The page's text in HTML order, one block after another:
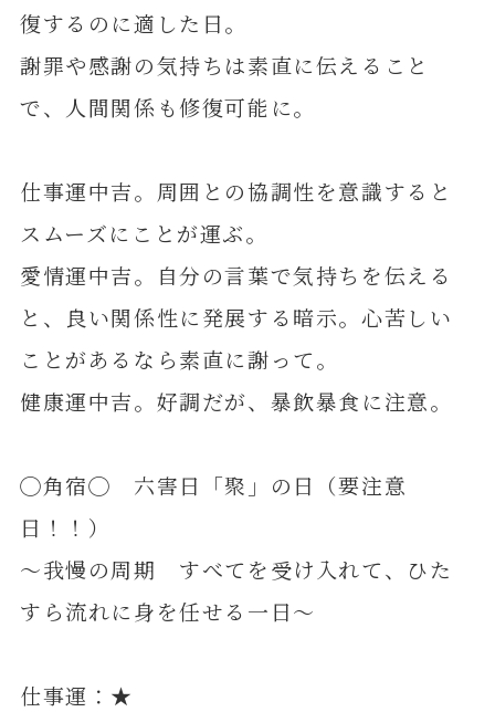
復するのに適した日。
謝罪や感謝の気持ちは素直に伝えること
で、人間関係も修復可能に。
仕事運中吉。周囲との協調性を意識すると
スムーズにことが運ぶ。
愛情運中吉。自分の言葉で気持ちを伝える
と、良い関係性に発展する暗示。心苦しい
ことがあるなら素直に謝って。
健康運中吉。好調だが、暴飲暴食に注意。
◯角宿◯ 六害日「聚」の日（要注意
日！！）
～我慢の周期 すべてを受け入れて、ひた
すら流れに身を任せる一日～
仕事運：★